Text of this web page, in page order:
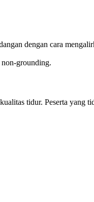
dengan cara
grounding.
tidur. Peserta yang